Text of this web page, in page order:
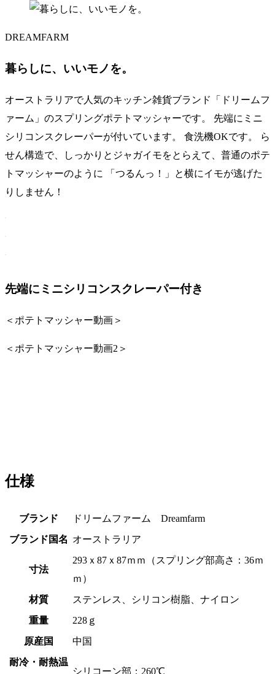
テ
マ
シ
ャ
ー
ブ
ッ
ク
画】
DREAMFARM
暮らしに、いいモノを。
オーストラリアで人気のキッチン雑貨ブランド「ドリームフ
ァーム」のスプリングポテトマッシャーです。 先端にミニ
シリコンスクレーパーが付いています。 食洗機OKです。 ら
せん構造で、しっかりとジャガイモをとらえて、普通のポテ
トマッシャーのように 「つるんっ！」と横にイモが逃げた
りしません！
先端にミニシリコンスクレーパー付き
＜ポテトマッシャー動画＞
＜ポテトマッシャー動画2＞
仕様
ブランド
ドリームファーム Dreamfarm
ブランド国名 オーストラリア
寸法
293ｘ87ｘ87ｍｍ（スプリング部高さ：36ｍ
ｍ）
材質
ステンレス、シリコン樹脂、ナイロン
重量
228ｇ
原産国
中国
耐冷・耐熱温
シリコーン部：260℃